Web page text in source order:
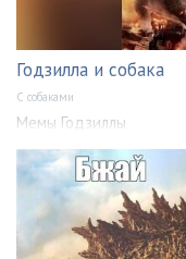
Годзилла и собака
С собаками
Мемы Годзиллы